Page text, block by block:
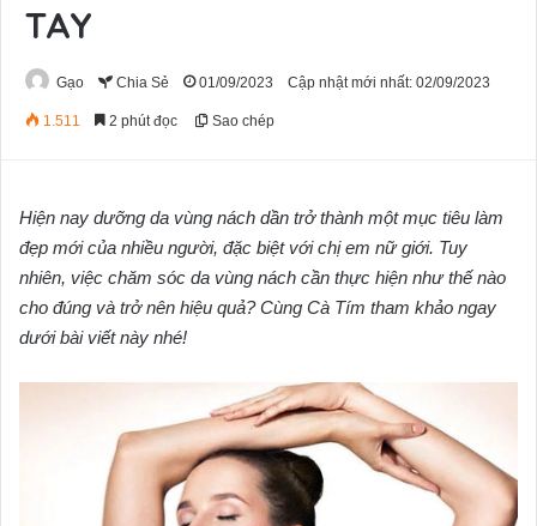
TAY
Gạo Chia Sẻ 01/09/2023 Cập nhật mới nhất: 02/09/2023
1.511 2 phút đọc Sao chép
Hiện nay dưỡng da vùng nách dần trở thành một mục tiêu làm
đẹp mới của nhiều người, đặc biệt với chị em nữ giới. Tuy
nhiên, việc chăm sóc da vùng nách cần thực hiện như thế nào
cho đúng và trở nên hiệu quả? Cùng Cà Tím tham khảo ngay
dưới bài viết này nhé!